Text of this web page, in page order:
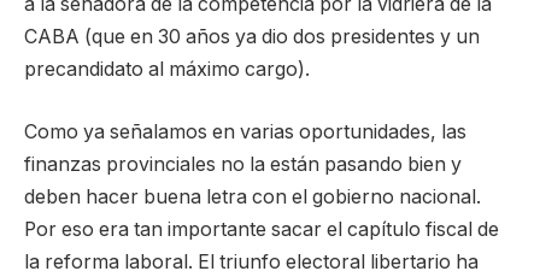
CABA (que en 30 años ya dio dos presidentes y un
precandidato al máximo cargo).
Como ya señalamos en varias oportunidades, las
finanzas provinciales no la están pasando bien y
deben hacer buena letra con el gobierno nacional.
Por eso era tan importante sacar el capítulo fiscal de
la reforma laboral. El triunfo electoral libertario ha